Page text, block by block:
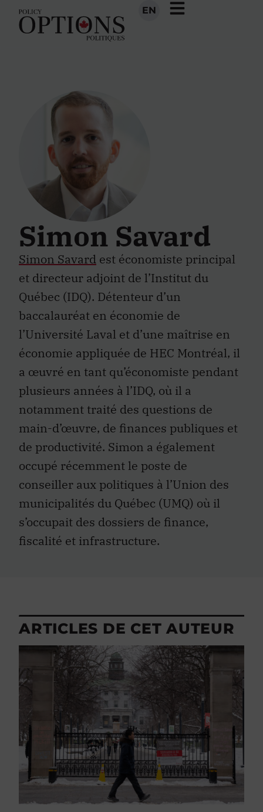
EN
Simon Savard
Simon Savard est économiste principal
et directeur adjoint de l’Institut du
Québec (IDQ). Détenteur d’un
baccalauréat en économie de
l’Université Laval et d’une maîtrise en
économie appliquée de HEC Montréal, il
a œuvré en tant qu’économiste pendant
plusieurs années à l’IDQ, où il a
notamment traité des questions de
main-d’œuvre, de finances publiques et
de productivité. Simon a également
occupé récemment le poste de
conseiller aux politiques à l’Union des
municipalités du Québec (UMQ) où il
s’occupait des dossiers de finance,
fiscalité et infrastructure.
ARTICLES DE CET AUTEUR